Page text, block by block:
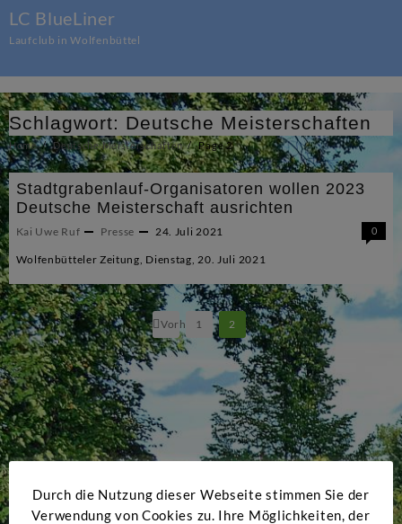
content
LC BlueLiner
Laufclub in Wolfenbüttel
Schlagwort: Deutsche Meisterschaften
Home Deutsche Meisterschaften Page 2
Stadtgrabenlauf-Organisatoren wollen 2023
Deutsche Meisterschaft ausrichten
Kai Uwe Ruf Presse 24. Juli 2021 0
Wolfenbütteler Zeitung, Dienstag, 20. Juli 2021
Seitennummerierung
der
Beiträge
Vorherige
1 2
Durch die Nutzung dieser Webseite stimmen Sie der
Verwendung von Cookies zu. Ihre Möglichkeiten, der